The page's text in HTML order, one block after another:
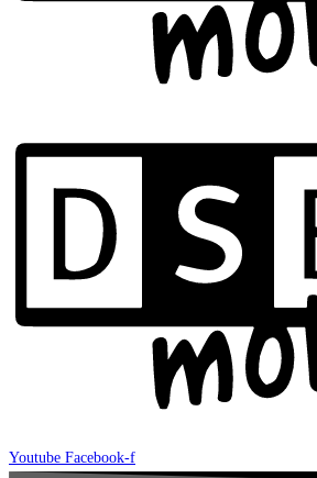
Youtube Facebook-f